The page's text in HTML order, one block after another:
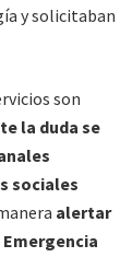
y solicitaban
son
la duda se
sociales
alertar